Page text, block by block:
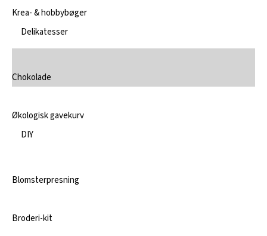
Krea- & hobbybøger
Delikatesser
Chokolade
Økologisk gavekurv
DIY
Blomsterpresning
Broderi-kit